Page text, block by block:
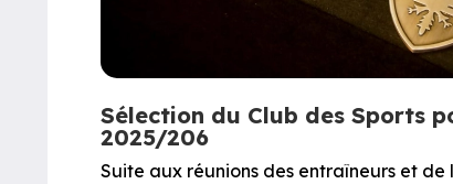
Sélection du Club des Sports
2025/206
Suite aux réunions des entraîneurs et de